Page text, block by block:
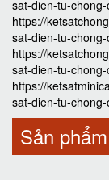
sat-dien-tu-
https://
sat-dien-tu-
https://
sat-dien-tu-
https://
sat-dien-tu-
Sản